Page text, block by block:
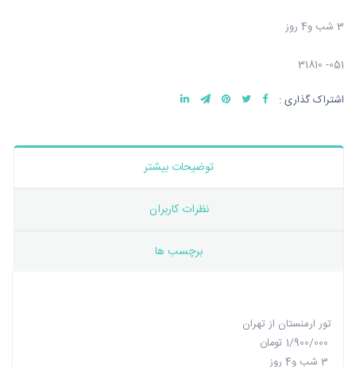
3 شب و4 روز
051- 31810
اشتراک گذاری :
توضیحات بیشتر
نظرات کاربران
برچسب ها
تور ارمنستان از تهران